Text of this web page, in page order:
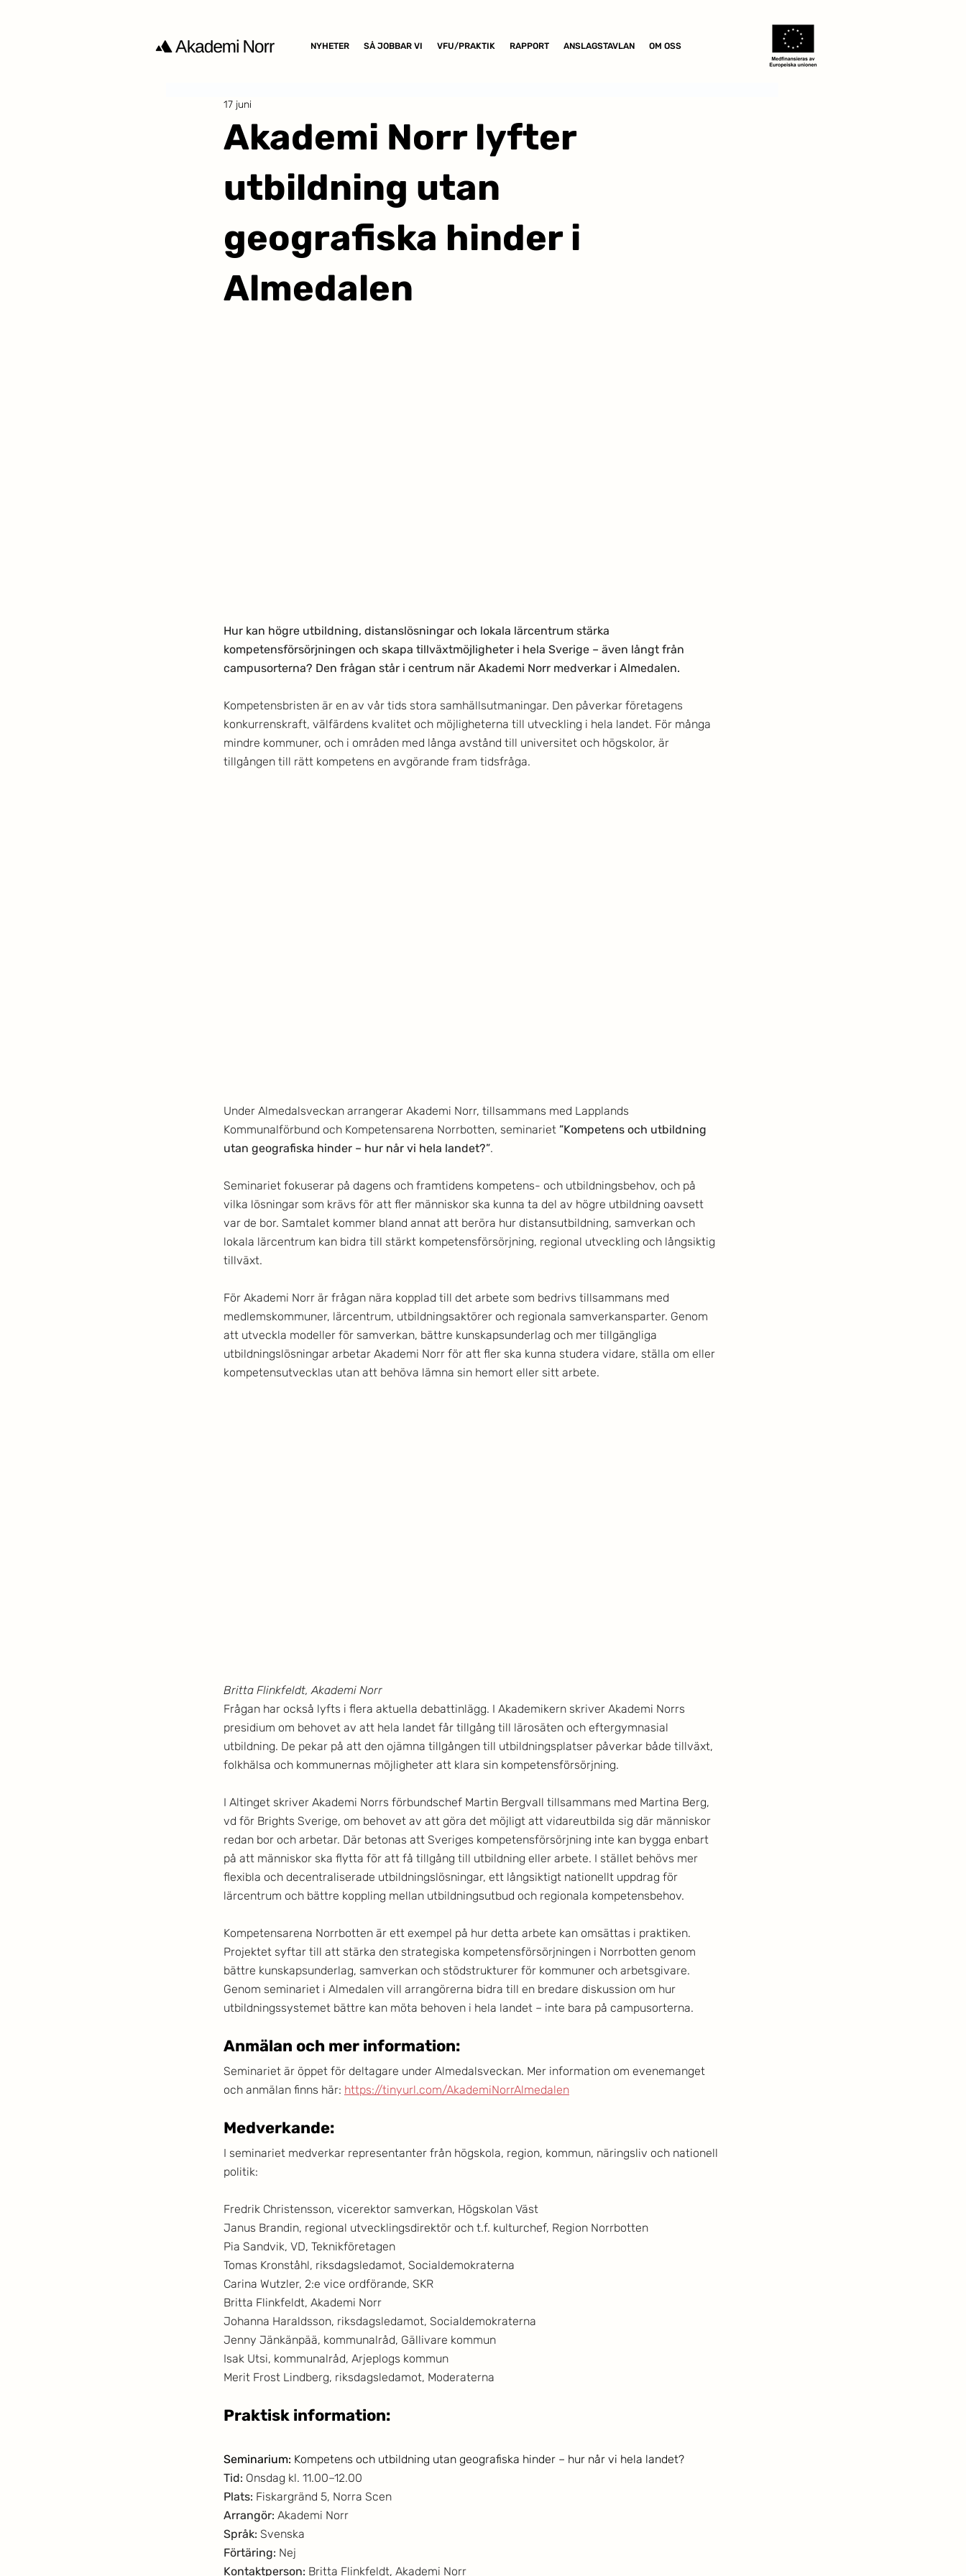
NYHETER SÅ JOBBAR VI VFU/PRAKTIK RAPPORT ANSLAGSTAVLAN OM OSS
Akademi Norr lyfter
utbildning utan
geografiska hinder i
Almedalen
17 juni
Hur kan högre utbildning, distanslösningar och lokala lärcentrum stärka
kompetensförsörjningen och skapa tillväxtmöjligheter i hela Sverige – även långt från
campusorterna? Den frågan står i centrum när Akademi Norr medverkar i Almedalen.
Kompetensbristen är en av vår tids stora samhällsutmaningar. Den påverkar företagens
konkurrenskraft, välfärdens kvalitet och möjligheterna till utveckling i hela landet. För många
mindre kommuner, och i områden med långa avstånd till universitet och högskolor, är
tillgången till rätt kompetens en avgörande fram tidsfråga.
Under Almedalsveckan arrangerar Akademi Norr, tillsammans med Lapplands
Kommunalförbund och Kompetensarena Norrbotten, seminariet ”Kompetens och utbildning
utan geografiska hinder – hur når vi hela landet?”.
Seminariet fokuserar på dagens och framtidens kompetens- och utbildningsbehov, och på
vilka lösningar som krävs för att fler människor ska kunna ta del av högre utbildning oavsett
var de bor. Samtalet kommer bland annat att beröra hur distansutbildning, samverkan och
lokala lärcentrum kan bidra till stärkt kompetensförsörjning, regional utveckling och långsiktig
tillväxt.
För Akademi Norr är frågan nära kopplad till det arbete som bedrivs tillsammans med
medlemskommuner, lärcentrum, utbildningsaktörer och regionala samverkansparter. Genom
att utveckla modeller för samverkan, bättre kunskapsunderlag och mer tillgängliga
utbildningslösningar arbetar Akademi Norr för att fler ska kunna studera vidare, ställa om eller
kompetensutvecklas utan att behöva lämna sin hemort eller sitt arbete.
Britta Flinkfeldt, Akademi Norr
Frågan har också lyfts i flera aktuella debattinlägg. I Akademikern skriver Akademi Norrs
presidium om behovet av att hela landet får tillgång till lärosäten och eftergymnasial
utbildning. De pekar på att den ojämna tillgången till utbildningsplatser påverkar både tillväxt,
folkhälsa och kommunernas möjligheter att klara sin kompetensförsörjning.
I Altinget skriver Akademi Norrs förbundschef Martin Bergvall tillsammans med Martina Berg,
vd för Brights Sverige, om behovet av att göra det möjligt att vidareutbilda sig där människor
redan bor och arbetar. Där betonas att Sveriges kompetensförsörjning inte kan bygga enbart
på att människor ska flytta för att få tillgång till utbildning eller arbete. I stället behövs mer
flexibla och decentraliserade utbildningslösningar, ett långsiktigt nationellt uppdrag för
lärcentrum och bättre koppling mellan utbildningsutbud och regionala kompetensbehov.
Kompetensarena Norrbotten är ett exempel på hur detta arbete kan omsättas i praktiken.
Projektet syftar till att stärka den strategiska kompetensförsörjningen i Norrbotten genom
bättre kunskapsunderlag, samverkan och stödstrukturer för kommuner och arbetsgivare.
Genom seminariet i Almedalen vill arrangörerna bidra till en bredare diskussion om hur
utbildningssystemet bättre kan möta behoven i hela landet – inte bara på campusorterna.
Anmälan och mer information:
Seminariet är öppet för deltagare under Almedalsveckan. Mer information om evenemanget
och anmälan finns här: https://tinyurl.com/AkademiNorrAlmedalen
Medverkande:
I seminariet medverkar representanter från högskola, region, kommun, näringsliv och nationell
politik:
Fredrik Christensson, vicerektor samverkan, Högskolan Väst
Janus Brandin, regional utvecklingsdirektör och t.f. kulturchef, Region Norrbotten
Pia Sandvik, VD, Teknikföretagen
Tomas Kronståhl, riksdagsledamot, Socialdemokraterna
Carina Wutzler, 2:e vice ordförande, SKR
Britta Flinkfeldt, Akademi Norr
Johanna Haraldsson, riksdagsledamot, Socialdemokraterna
Jenny Jänkänpää, kommunalråd, Gällivare kommun
Isak Utsi, kommunalråd, Arjeplogs kommun
Merit Frost Lindberg, riksdagsledamot, Moderaterna
Praktisk information:
Seminarium: Kompetens och utbildning utan geografiska hinder – hur når vi hela landet?
Tid: Onsdag kl. 11.00–12.00
Plats: Fiskargränd 5, Norra Scen
Arrangör: Akademi Norr
Språk: Svenska
Förtäring: Nej
Kontaktperson: Britta Flinkfeldt, Akademi Norr